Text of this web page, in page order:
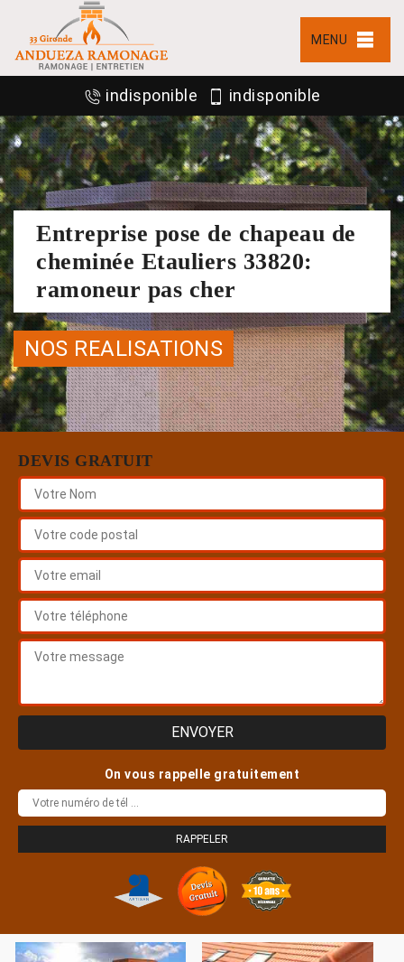
MENU
indisponible indisponible
Entreprise pose de chapeau de
cheminée Etauliers 33820:
ramoneur pas cher
NOS REALISATIONS
DEVIS GRATUIT
On vous rappelle gratuitement